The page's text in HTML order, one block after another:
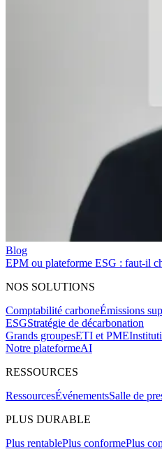
Blog
EPM ou plateforme ESG : faut-il
NOS SOLUTIONS
Comptabilité carboneÉmissions
ESGStratégie de décarbonation
Grands groupesETI et PME
Notre plateformeAI
RESSOURCES
RessourcesÉvénementsSalle de
PLUS DURABLE
Plus rentablePlus conformePlus